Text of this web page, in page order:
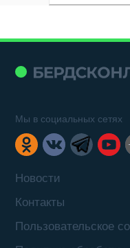
Новости
Контакты
Пользовательское
Мы в социальных сетях